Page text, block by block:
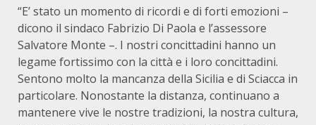
“E’ stato un momento di ricordi e di forti emozioni –
dicono il sindaco Fabrizio Di Paola e l’assessore
Salvatore Monte –. I nostri concittadini hanno un
legame fortissimo con la città e i loro concittadini.
Sentono molto la mancanza della Sicilia e di Sciacca in
particolare. Nonostante la distanza, continuano a
mantenere vive le nostre tradizioni, la nostra cultura,